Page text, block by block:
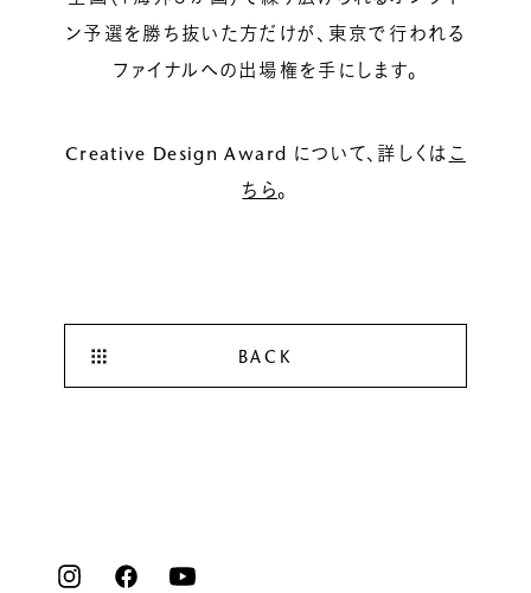
ン予選を勝ち抜いた方だけが、東京で行われる
ファイナルへの出場権を手にします。
Creative Design Award について、詳しくは こ
ちら 。
BACK